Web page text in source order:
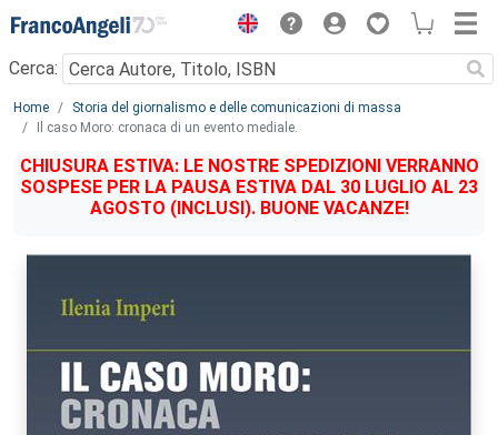
Menu
Cerca:
Main content
Home
Storia del giornalismo e delle comunicazioni di massa
Il caso Moro: cronaca di un evento mediale.
CHIUSURA ESTIVA: LE NOSTRE SPEDIZIONI VERRANNO
SOSPESE PER LA PAUSA ESTIVA DAL 30 LUGLIO AL 23
AGOSTO (INCLUSI). BUONE VACANZE!